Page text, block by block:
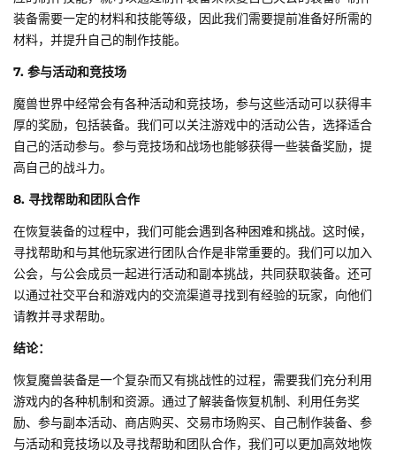
装备需要一定的材料和技能等级，因此我们需要提前准备好所需的
材料，并提升自己的制作技能。
7. 参与活动和竞技场
魔兽世界中经常会有各种活动和竞技场，参与这些活动可以获得丰
厚的奖励，包括装备。我们可以关注游戏中的活动公告，选择适合
自己的活动参与。参与竞技场和战场也能够获得一些装备奖励，提
高自己的战斗力。
8. 寻找帮助和团队合作
在恢复装备的过程中，我们可能会遇到各种困难和挑战。这时候，
寻找帮助和与其他玩家进行团队合作是非常重要的。我们可以加入
公会，与公会成员一起进行活动和副本挑战，共同获取装备。还可
以通过社交平台和游戏内的交流渠道寻找到有经验的玩家，向他们
请教并寻求帮助。
结论：
恢复魔兽装备是一个复杂而又有挑战性的过程，需要我们充分利用
游戏内的各种机制和资源。通过了解装备恢复机制、利用任务奖
励、参与副本活动、商店购买、交易市场购买、自己制作装备、参
与活动和竞技场以及寻找帮助和团队合作，我们可以更加高效地恢